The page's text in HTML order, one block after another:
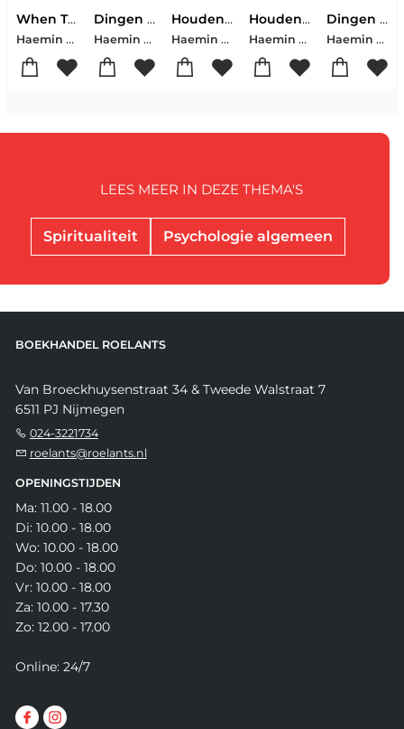
When Things Don’t Go Your Way
Haemin Sunim
Dingen die je alleen ziet als je er de tijd voor neemt
Haemin Sunim
Houden van dingen die niet perfect zijn
Haemin Sunim
Houden van dingen die niet perfect zijn
Haemin Sunim
Dingen die je alleen ziet als je er de tijd voor neemt
Haemin Sunim
Spiritualiteit Psychologie algemeen
LEES MEER IN DEZE THEMA'S
BOEKHANDEL ROELANTS
Van Broeckhuysenstraat 34 & Tweede Walstraat 7
6511 PJ Nijmegen
024-3221734
roelants@roelants.nl
OPENINGSTIJDEN
Ma: 11.00 - 18.00
Di: 10.00 - 18.00
Wo: 10.00 - 18.00
Do: 10.00 - 18.00
Vr: 10.00 - 18.00
Za: 10.00 - 17.30
Zo: 12.00 - 17.00
Online: 24/7